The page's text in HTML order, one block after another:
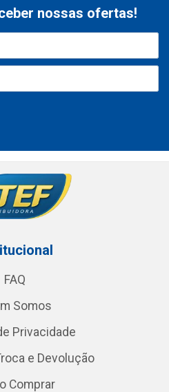
nossas ofertas!
FAQ
Somos
Privacidade
e Devolução
Comprar